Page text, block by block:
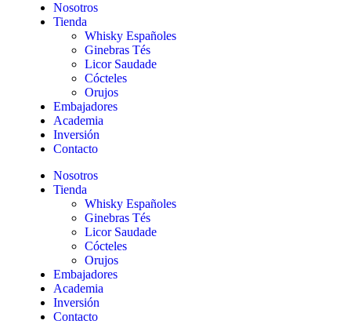
Nosotros
Tienda
Whisky Españoles
Ginebras Tés
Licor Saudade
Cócteles
Orujos
Embajadores
Academia
Inversión
Contacto
Nosotros
Tienda
Whisky Españoles
Ginebras Tés
Licor Saudade
Cócteles
Orujos
Embajadores
Academia
Inversión
Contacto